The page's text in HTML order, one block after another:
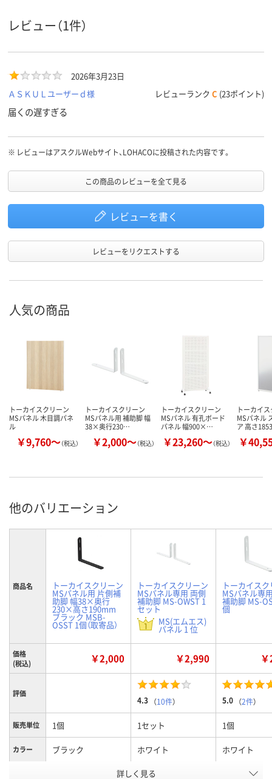
レビュー（1件）
2026年3月23日
ＡＳＫＵＬユーザーｄ様
レビューランク C (23ポイント)
届くの遅すぎる
※ レビューはアスクルWebサイト、LOHACOに投稿された内容です。
この商品のレビューを全て見る
レビューを書く
レビューをリクエストする
人気の商品
トーカイスクリーン
MSパネル 木目調パネ
ル
￥9,760～（税込）
トーカイスクリーン
MSパネル用 補助脚 幅
38×奥行230…
￥2,000～（税込）
トーカイスクリーン
MSパネル 有孔ボード
パネル 幅900×…
￥23,260～（税込）
トーカイ
MSパネル
ア 高さ
￥
他のバリエーション
商品名 トーカイスクリーン
MSパネル用 片側補
助脚 幅38×奥行
230×高さ190mm
ブラック MSB-
OSST 1個（取寄品）
トーカイスクリーン
MSパネル専用 両側
補助脚 MS-OWST 1
セット
MS(エムエス)
パネル 1 位
トーカイス
MSパネル専
補助脚 MS-
個
価格
(税込)
￥2,000 ￥2,990
評価
4.3 （10件） 5.0 （2件）
販売単位 1個 1セット 1個
カラー ブラック ホワイト ホワイト
両側補助脚 片側補助脚
詳しく見る